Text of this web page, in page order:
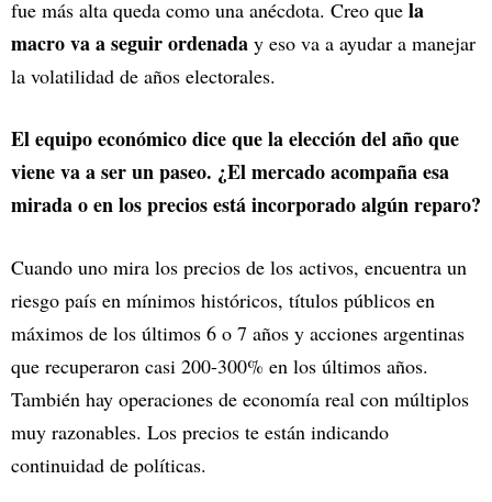
fue más alta queda como una anécdota. Creo que la
macro va a seguir ordenada y eso va a ayudar a manejar
la volatilidad de años electorales.
El equipo económico dice que la elección del año que
viene va a ser un paseo. ¿El mercado acompaña esa
mirada o en los precios está incorporado algún reparo?
Cuando uno mira los precios de los activos, encuentra un
riesgo país en mínimos históricos, títulos públicos en
máximos de los últimos 6 o 7 años y acciones argentinas
que recuperaron casi 200-300% en los últimos años.
También hay operaciones de economía real con múltiplos
muy razonables. Los precios te están indicando
continuidad de políticas.